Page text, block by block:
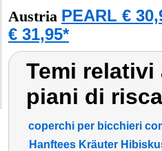
Austria PEARL €
€ 31,95*
Temi
piani di
coperchi per bicchieri
Hanftees Kräuter